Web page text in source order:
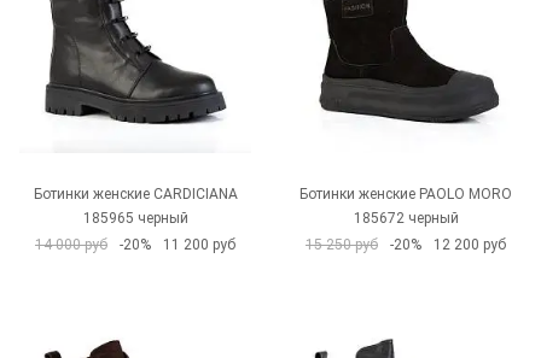
Ботинки женские CARDICIANA
185965 черный
14 000 руб
-20% 11 200 руб
Ботинки женские PAOLO MORO
185672 черный
15 250 руб
-20% 12 200 руб